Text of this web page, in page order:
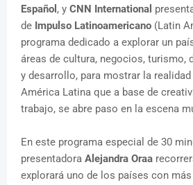
Español , y CNN International
de Impulso Latinoamericano (Latin
programa dedicado a explorar un
áreas de cultura, negocios, turismo,
y desarrollo, para mostrar la realidad
América Latina que a base de
trabajo, se abre paso en la escena
En este programa especial de 30
presentadora Alejandra Oraa
explorará uno de los países con